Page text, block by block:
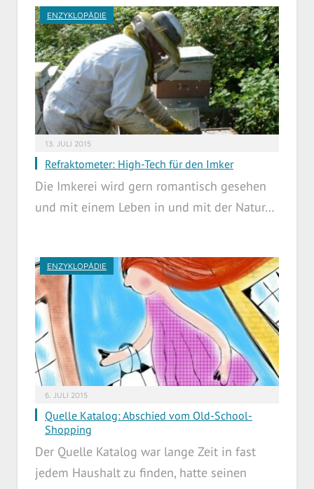
ENZYKLOPÄDIE
13. JULI 2015
Refraktometer: High-Tech für den Imker
Die Imkerei wird gern romantisch gesehen
und mit einem Leben in und mit der Natur…
ENZYKLOPÄDIE
6. JULI 2015
Quelle Katalog: Abschied vom Old-School-
Shopping
Der Quelle Katalog war lange Zeit in fast
jedem Haushalt zu finden, hatte seinen